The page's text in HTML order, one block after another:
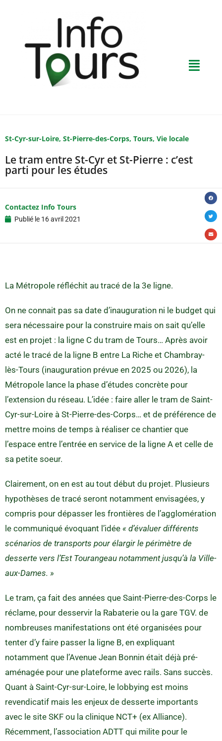
St-Cyr-sur-Loire, St-Pierre-des-Corps, Tours, Vie locale
Le tram entre St-Cyr et St-Pierre : c’est
parti pour les études
Contactez Info Tours
Publié le 16 avril 2021
La Métropole réfléchit au tracé de la 3e ligne.
On ne connait pas sa date d’inauguration ni le budget qui
sera nécessaire pour la construire mais on sait qu’elle
est en projet : la ligne C du tram de Tours… Après avoir
acté le tracé de la ligne B entre La Riche et Chambray-
lès-Tours (inauguration prévue en 2025 ou 2026), la
Métropole lance la phase d’études concrète pour
l’extension du réseau. L’idée : faire aller le tram de Saint-
Cyr-sur-Loire à St-Pierre-des-Corps… et de préférence de
mettre moins de temps à réaliser ce chantier que
l’espace entre l’entrée en service de la ligne A et celle de
sa petite soeur.
Clairement, on en est au tout début du projet. Plusieurs
hypothèses de tracé seront notamment envisagées, y
compris pour dépasser les frontières de l’agglomération
le communiqué évoquant l’idée « d’évaluer différents
scénarios de transports pour élargir le périmètre de
desserte vers l’Est Tourangeau notamment jusqu’à la Ville-
aux-Dames. »
Le tram, ça fait des années que Saint-Pierre-des-Corps le
réclame, pour desservir la Rabaterie ou la gare TGV. de
nombreuses manifestations ont été organisées pour
tenter d’y faire passer la ligne B, en expliquant
notamment que l’Avenue Jean Bonnin était déjà pré-
aménagée pour une plateforme avec rails. Sans succès.
Quant à Saint-Cyr-sur-Loire, le lobbying est moins
revendicatif mais les enjeux de desserte importants
avec le site SKF ou la clinique NCT+ (ex Alliance).
Récemment, l’association ADTT qui milite pour le